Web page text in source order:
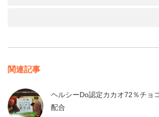
関連記事
ヘルシーDo認定カカオ72％チョ
配合